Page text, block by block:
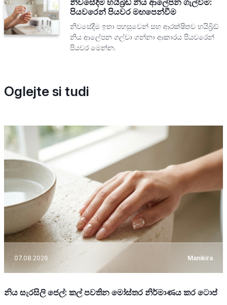
නිවසේදීම හයිබ්‍රිඩ් නිය ආලේපන ගැල්වීම:
පියවරෙන් පියවර මඟපෙන්වීම
නිවසේදීම ඉතා පහසුවෙන් සහ ආරක්ෂිතව හයිබ්‍රිඩ්
නිය ආලේපන ගල්වා ගන්නා ආකාරය පියවරෙන්
පියවර මෙන්න.
Oglejte si tudi
07.08.2026 Manikira
නිය සැරසිලි ජෙල්: කල් පවතින මෝස්තර නිර්මාණය කර ටොප්